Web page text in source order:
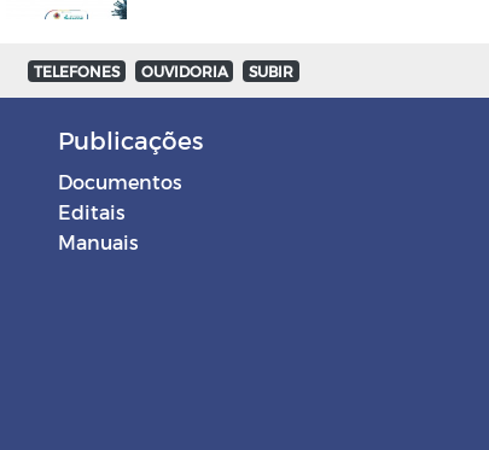
TELEFONES OUVIDORIA SUBIR
Publicações
Documentos
Editais
Manuais